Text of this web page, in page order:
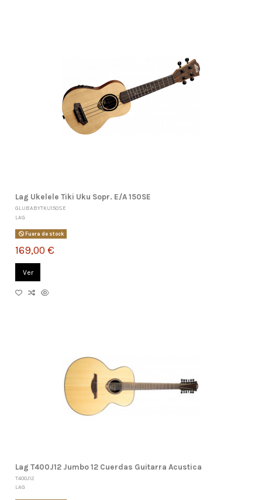
Lag Ukelele Tiki Uku Sopr. E/A 150SE
GLUBABYTKU150SE
LAG
Fuera de stock
169,00 €
Ver
Lag T400J12 Jumbo 12 Cuerdas Guitarra Acustica
T400J12
LAG